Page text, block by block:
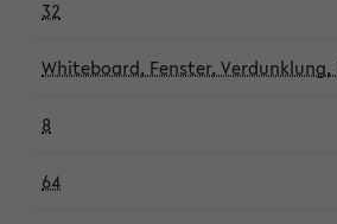
32
Whiteboard, Fenster,
8
64